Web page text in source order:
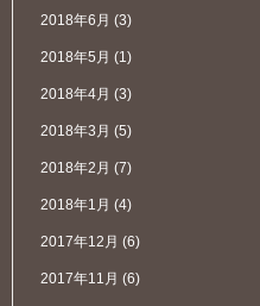
2018年6月 (3)
2018年5月 (1)
2018年4月 (3)
2018年3月 (5)
2018年2月 (7)
2018年1月 (4)
2017年12月 (6)
2017年11月 (6)